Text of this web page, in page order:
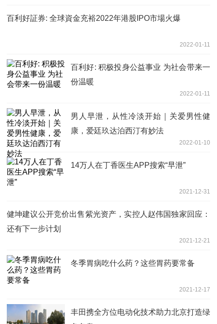
百利好証券: 全球資金充裕2022年港股IPO市場火爆
2022-01-11
百利好: 积极投身公益事业 为社会带来一
份温暖
2022-01-11
男人早泄，从性冷淡开始｜关爱男性健
康，爱廷玖达泊西汀有妙法
2022-01-10
14万人在丁香医生APP搜索“早泄”
2021-12-31
健坤建议公开竞价出售紫光资产，实控人赵伟国独家回应：
还有下一步计划
2021-12-21
冬季胃病吃什么药？这些胃药要常备
2021-12-17
丰田携全方位电动化技术助力北京打造绿